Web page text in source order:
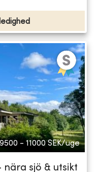
9500 - 11000 SEK/uge
sjö & utsikt